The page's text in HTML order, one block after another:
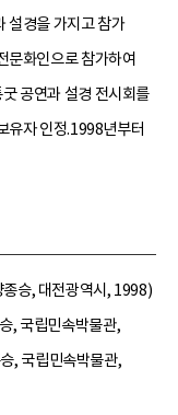
설경을 가지고 참가
문화인으로 참가하여
공연과 설경 전시회를
유자 인정.1998년부터
승, 대전광역시, 1998)
, 국립민속박물관,
, 국립민속박물관,